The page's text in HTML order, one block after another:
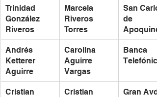
Trinidad
González
Riveros
Marcela
Riveros
Torres
San
de
Andrés
Ketterer
Aguirre
Carolina
Aguirre
Vargas
Banca
Telefónica
Cristian
Cristian
Gran